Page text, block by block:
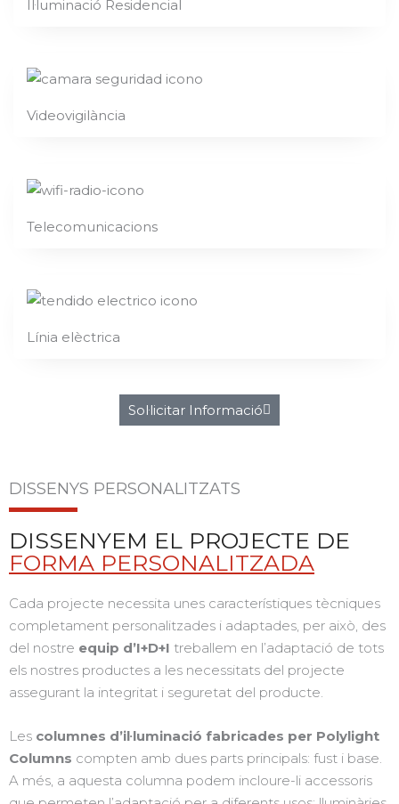
Il·luminació Residencial
Videovigilància
Telecomunicacions
Línia elèctrica
Sol·licitar Informació
DISSENYS PERSONALITZATS
DISSENYEM EL PROJECTE DE
FORMA PERSONALITZADA
Cada projecte necessita unes característiques tècniques
completament personalitzades i adaptades, per això, des
del nostre equip d’I+D+I treballem en l’adaptació de tots
els nostres productes a les necessitats del projecte
assegurant la integritat i seguretat del producte.
Les columnes d’il·luminació fabricades per Polylight
Columns compten amb dues parts principals: fust i base.
A més, a aquesta columna podem incloure-li accessoris